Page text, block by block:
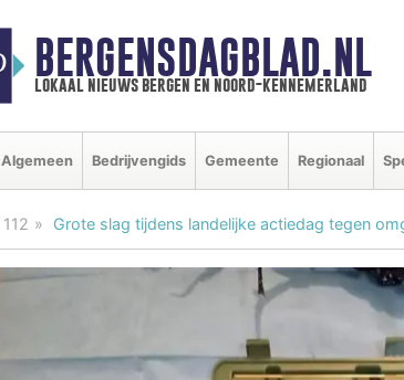
BERGENSDAGBLAD.NL
lokaal nieuws bergen en noord-kennemerland
Algemeen Bedrijvengids Gemeente Regionaal
112 Grote slag tijdens landelijke actiedag tegen